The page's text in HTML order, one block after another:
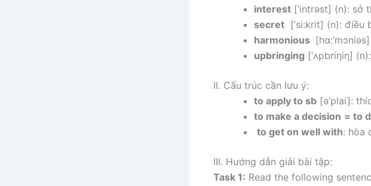
interest [‘intrəst] (n): sở
secret [‘si:krit] (n): điều
harmonious
upbringing [‘ʌpbriηiη]
II. Cấu trúc cần lưu ý:
to apply to sb [ə’plai]:
to make a decision = to
to get on well with: hòa
III. Hướng dẫn giải bài tập:
Task 1: Read the following